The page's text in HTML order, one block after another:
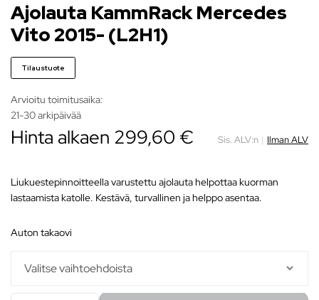
Ajolauta KammRack Mercedes
Vito 2015- (L2H1)
Tilaustuote
Arvioitu toimitusaika:
21-30 arkipäivää
Hinta alkaen 299,60 € Sis. ALV:n | Ilman ALV
Liukuestepinnoitteella varustettu ajolauta helpottaa kuorman
lastaamista katolle. Kestävä, turvallinen ja helppo asentaa.
auton takaovi